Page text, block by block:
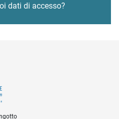
dati di accesso?